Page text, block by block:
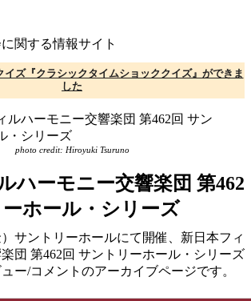
関する情報サイト
イズ『クラシックタイムショッククイズ』ができま
した
photo credit: Hiroyuki Tsuruno
ハーモニー交響楽団 第462
ホール・シリーズ
サントリーホールにて開催、新日本フィ
団 第462回 サントリーホール・シリーズ
ー/コメントのアーカイブページです。